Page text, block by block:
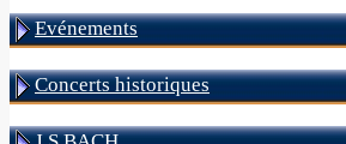
Evénements
Concerts historiques